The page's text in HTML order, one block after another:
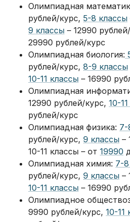
Олимпиадная
рублей/курс, 5-8 классы
9 классы – 12990
29990 рублей/курс
Олимпиадная биология:
рублей/курс, 8-9 классы
10-11 классы – 16990
Олимпиадная
12990 рублей/курс, 10-
рублей/курс
Олимпиадная физика: 7-
рублей/курс, 9 классы –
10-11 классы – от 19990
Олимпиадная химия: 7-
рублей/курс, 9 классы –
10-11 классы – 16990
Олимпиадное
9990 рублей/курс, 10-11